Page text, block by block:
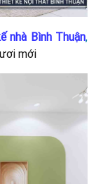
nhà Bình Thuận,
mới